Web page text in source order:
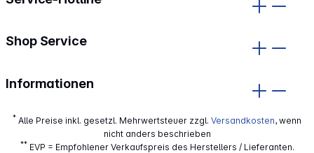
Shop Service
Informationen
* Alle Preise inkl. gesetzl. Mehrwertsteuer zzgl. Versandkosten, wenn
nicht anders beschrieben
** EVP = Empfohlener Verkaufspreis des Herstellers / Lieferanten.